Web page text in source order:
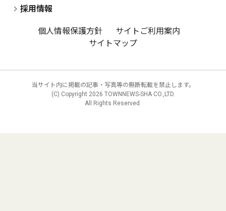
採用情報
個人情報保護方針
サイトご利用案内
サイトマップ
当サイト内に掲載の記事・写真等の無断転載を禁止します。
(C) Copyright 2026 TOWNNEWS-SHA CO.,LTD.
All Rights Reserved.